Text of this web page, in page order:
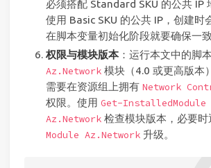
必须搭配 Standard SKU 的公共 IP
使用 Basic SKU 的公共 IP，创建时
在脚本变量初始化阶段就要确保一致
权限与模块版本：运行本文中的脚
Az.Network模块（4.0 或更高版本
需要在资源组上拥有 Network
权限。使用 Get-InstalledModule
Az.Network检查模块版本，必要时
Module Az.Network升级。